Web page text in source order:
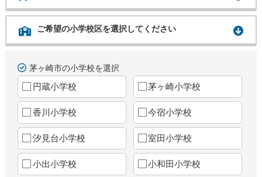
ご希望の小学校区を選択してください
茅ヶ崎市の小学校を選択
円蔵小学校 茅ヶ崎小学校
香川小学校 今宿小学校
汐見台小学校 室田小学校
小出小学校 小和田小学校